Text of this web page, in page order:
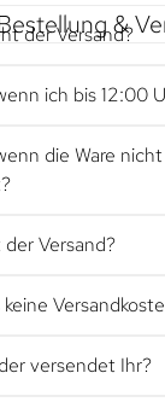
&
der Versand?
ich bis 12:00
die Ware
Versand?
versendet Ihr?